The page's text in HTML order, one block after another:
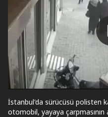
İstanbul'da sürücüsü polisten
otomobil, yayaya çarpmasının